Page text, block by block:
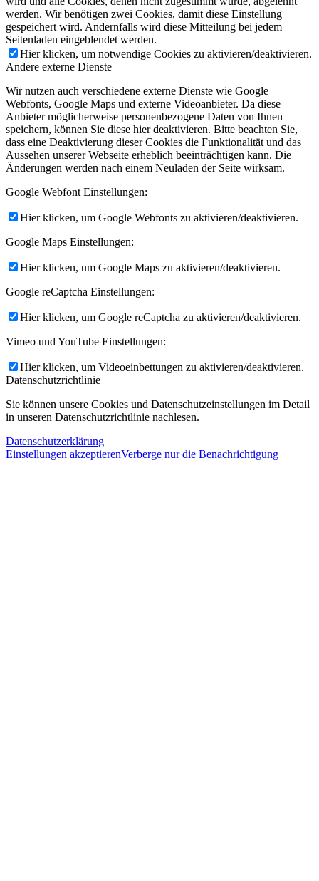
werden. Wir benötigen zwei Cookies, damit diese Einstellung
gespeichert wird. Andernfalls wird diese Mitteilung bei jedem
Seitenladen eingeblendet werden.
Hier klicken, um notwendige Cookies zu aktivieren/deaktivieren.
Andere externe Dienste
Wir nutzen auch verschiedene externe Dienste wie Google
Webfonts, Google Maps und externe Videoanbieter. Da diese
Anbieter möglicherweise personenbezogene Daten von Ihnen
speichern, können Sie diese hier deaktivieren. Bitte beachten Sie,
dass eine Deaktivierung dieser Cookies die Funktionalität und das
Aussehen unserer Webseite erheblich beeinträchtigen kann. Die
Änderungen werden nach einem Neuladen der Seite wirksam.
Google Webfont Einstellungen:
Hier klicken, um Google Webfonts zu aktivieren/deaktivieren.
Google Maps Einstellungen:
Hier klicken, um Google Maps zu aktivieren/deaktivieren.
Google reCaptcha Einstellungen:
Hier klicken, um Google reCaptcha zu aktivieren/deaktivieren.
Vimeo und YouTube Einstellungen:
Hier klicken, um Videoeinbettungen zu aktivieren/deaktivieren.
Datenschutzrichtlinie
Sie können unsere Cookies und Datenschutzeinstellungen im Detail
in unseren Datenschutzrichtlinie nachlesen.
Datenschutzerklärung
Einstellungen akzeptierenVerberge nur die Benachrichtigung